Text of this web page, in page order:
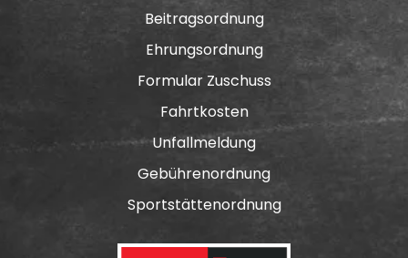
Beitragsordnung
Ehrungsordnung
Formular Zuschuss
Fahrtkosten
Unfallmeldung
Gebührenordnung
Sportstättenordnung